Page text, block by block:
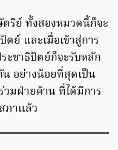
ริย์ ทั้งสองหมวดนี้ก็จะ
ย์ และเมื่อเข้าสู่การ
ะชาธิปัตย์ก็จะรับหลัก
น อย่างน้อยที่สุดเป็น
วมฝ่ายค้าน ที่ได้มีการ
ภาแล้ว